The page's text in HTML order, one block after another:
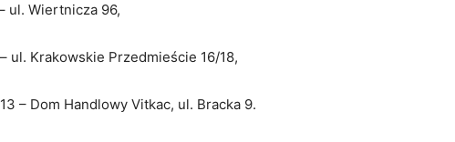
ul. Wiertnicza 96,
ul. Krakowskie Przedmieście 16/18,
– Dom Handlowy Vitkac, ul. Bracka 9.